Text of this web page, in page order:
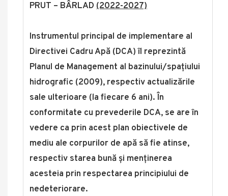
PRUT – BÂRLAD (2022-2027)
Instrumentul principal de implementare al
Directivei Cadru Apă (DCA) îl reprezintă
Planul de Management al bazinului/spațiului
hidrografic (2009), respectiv actualizările
sale ulterioare (la fiecare 6 ani). În
conformitate cu prevederile DCA, se are în
vedere ca prin acest plan obiectivele de
mediu ale corpurilor de apă să fie atinse,
respectiv starea bună și menținerea
acesteia prin respectarea principiului de
nedeteriorare.